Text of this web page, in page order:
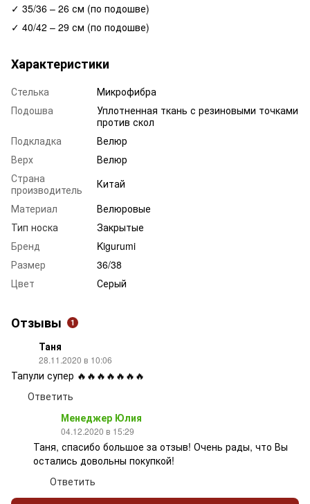
✓ 35/36 – 26 см (по подошве)
✓ 40/42 – 29 см (по подошве)
Характеристики
Стелька
Микрофибра
Подошва
Уплотненная ткань с резиновыми точками
против скол
Подкладка
Велюр
Верх
Велюр
Страна
производитель
Китай
Материал
Велюровые
Тип носка
Закрытые
Бренд
Kigurumi
Размер
36/38
Цвет
Серый
Отзывы 1
Таня
28.11.2020 в 10:06
Тапули супер 🔥🔥🔥🔥🔥🔥🔥
Ответить
Менеджер Юлия
04.12.2020 в 15:29
Таня, спасибо большое за отзыв! Очень рады, что Вы
остались довольны покупкой!
Ответить